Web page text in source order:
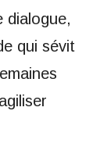
dialogue,
qui sévit